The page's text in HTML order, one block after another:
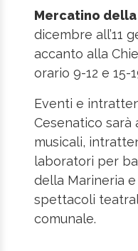
Mercatino
dicembre all’11
accanto alla
orario 9-12 e 15-
Eventi e
Cesenatico
musicali,
laboratori per
della Marineria
spettacoli
comunale.